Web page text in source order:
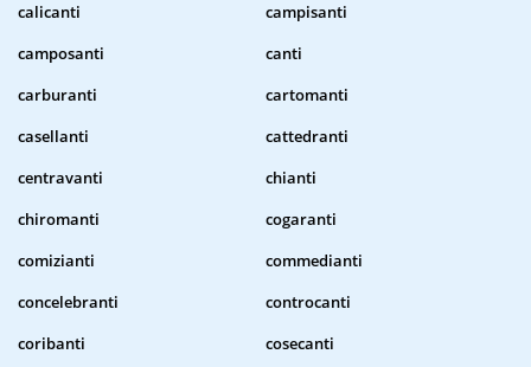
calicanti
campisanti
camposanti
canti
carburanti
cartomanti
casellanti
cattedranti
centravanti
chianti
chiromanti
cogaranti
comizianti
commedianti
concelebranti
controcanti
coribanti
cosecanti